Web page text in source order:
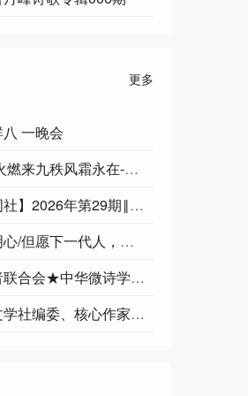
更多
一晚会
洪城鸣义帜.烈火燃来九秩风霜永在-俊岳汇雄师.祥光漫彻千重紫气遐昌∥运雪.耀华.唐江.班镇.天鹏.忠才.绍辉.飞鵬.兴华.继斌.小草.金穗.广英.家驹等佳作欣赏
【蓝天白云诗词社】2026年第29期‖王理松悼亡兄诗词专刊
【明心文学】明心/但愿下一代人，生活不在阴霾中 主播/薇薇
中国文艺工作者联合会★中华微诗学院（华诗特刊）第127期
【乐天头条】文学社编委、核心作家于宾先生精品//鹧鸪天•铁军魂（词林正韵）